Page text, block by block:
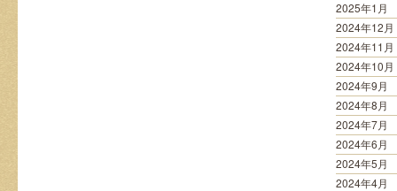
2025年1月
2024年12月
2024年11月
2024年10月
2024年9月
2024年8月
2024年7月
2024年6月
2024年5月
2024年4月